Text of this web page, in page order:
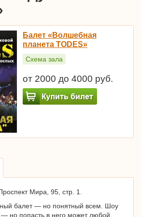
Балет «Волшебная
планета TODES»
Схема зала
от 2000 до 4000 руб.
Мира, 95, стр. 1.
балет — но понятный всем. Шоу
— но попасть в него может любой.